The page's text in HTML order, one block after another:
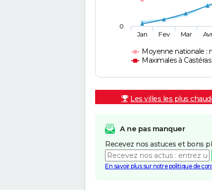
Moyenne nationale :
Maximales à Castéras
Jan Fev Mar
0
Les villes les plus
A ne pas manquer
Recevez nos astuces et bons
En savoir plus sur notre politique de